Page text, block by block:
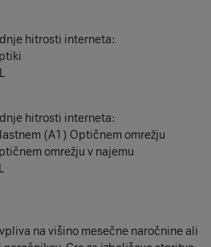
hitrosti interneta:
hitrosti interneta:
(A1) Optičnem omrežju
omrežju v najemu
na višino mesečne naročnine ali